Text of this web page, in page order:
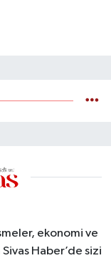
ekonomi ve
Haber’de sizi